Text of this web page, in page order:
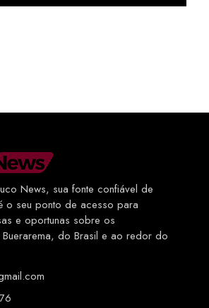
News, sua fonte confiável de
o seu ponto de acesso para
e oportunas sobre os
do Brasil e ao redor do